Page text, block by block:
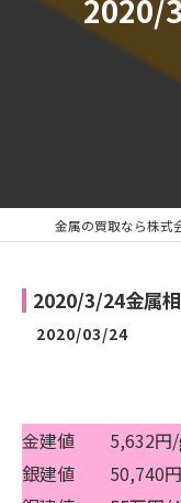
2020/
2020/3/24金属
2020/03/24
金建値 5,632
銀建値 50,740